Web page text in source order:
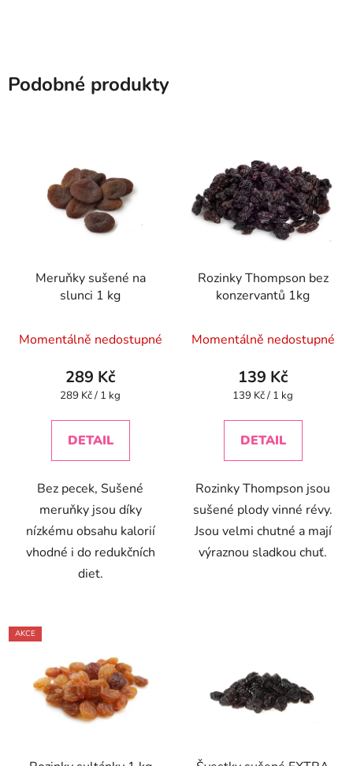
Podobné produkty
Meruňky sušené na
slunci 1 kg
hodnocení
produktu
je
z
Momentálně nedostupné
289 Kč
Měrná
289 Kč / 1 kg
DETAIL
Bez pecek, Sušené
meruňky jsou díky
nízkému obsahu kalorií
vhodné i do redukčních
diet.
Rozinky Thompson bez
konzervantů 1kg
hodnocení
produktu
je
z
Momentálně nedostupné
139 Kč
Měrná
139 Kč / 1 kg
DETAIL
Rozinky Thompson jsou
sušené plody vinné révy.
Jsou velmi chutné a mají
výraznou sladkou chuť.
AKCE